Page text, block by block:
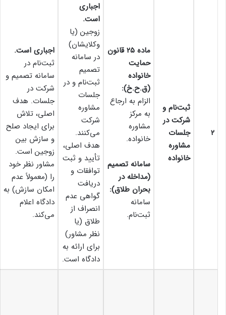
۲
ثبت‌نام و
شرکت در
جلسات
مشاوره
خانواده
ماده ۲۵ قانون
حمایت
خانواده
(ق.ح.خ):
الزام به ارجاع
به مرکز
مشاوره
خانواده.
سامانه تصمیم
(مداخله در
بحران طلاق):
سامانه
ثبت‌نام.
اجباری
است.
زوجین (یا
وکلایشان)
در سامانه
تصمیم
ثبت‌نام و در
جلسات
مشاوره
شرکت
می‌کنند.
هدف اصلی،
تأیید و ثبت
توافقات و
دریافت
گواهی عدم
انصراف از
طلاق (یا
نظر مشاور)
برای ارائه به
دادگاه است.
اجباری است.
ثبت‌نام در
سامانه تصمیم و
شرکت در
جلسات. هدف
اصلی، تلاش
برای ایجاد صلح
و سازش بین
زوجین است.
مشاور نظر خود
را (معمولاً عدم
امکان سازش) به
دادگاه اعلام
می‌کند.